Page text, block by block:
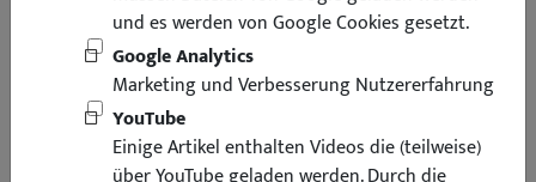
und es werden von Google Cookies gesetzt.
Google Analytics
Marketing und Verbesserung Nutzererfahrung
YouTube
Einige Artikel enthalten Videos die (teilweise)